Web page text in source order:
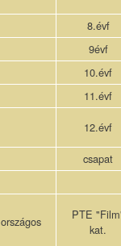
8.évf
9évf
10.évf
11.évf
12.évf
csapat
országos
PTE
kat.